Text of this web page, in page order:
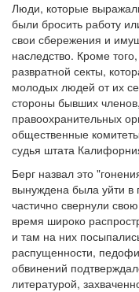
Люди, которые
были бросить работу
свои сбережения и
наследство. Кроме
развратной секты,
молодых людей от их
стороны бывших
правоохранительных
общественные
судья штата
Берг назвал это
вынуждена была уйти в
частично свернули
время широко
и там на них
распущенности,
обвинений
литературой,